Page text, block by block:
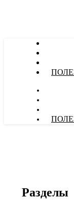
Разделы